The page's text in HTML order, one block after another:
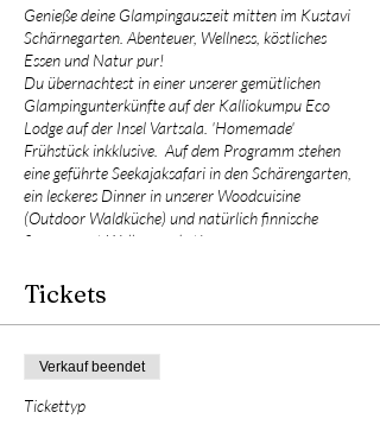
Genieße deine Glampingauszeit mitten im Kustavi
Schärnegarten. Abenteuer, Wellness, köstliches
Essen und Natur pur!
Du übernachtest in einer unserer gemütlichen
Glampingunterkünfte auf der Kalliokumpu Eco
Lodge auf der Insel Vartsala. 'Homemade'
Frühstück inkklusive. Auf dem Programm stehen
eine geführte Seekajaksafari in den Schärengarten,
ein leckeres Dinner in unserer Woodcuisine
(Outdoor Waldküche) und natürlich finnische
Sauna samt Wellnesspaket!
Tickets
Verkauf beendet
Tickettyp